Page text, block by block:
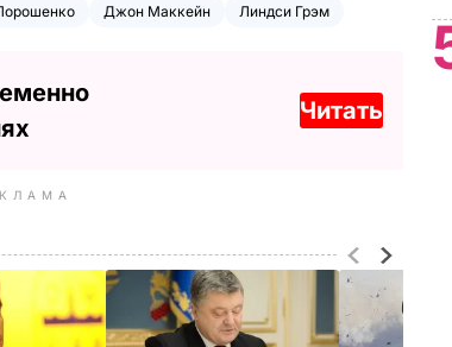
Джон Маккейн Линдси Грэм
Читать